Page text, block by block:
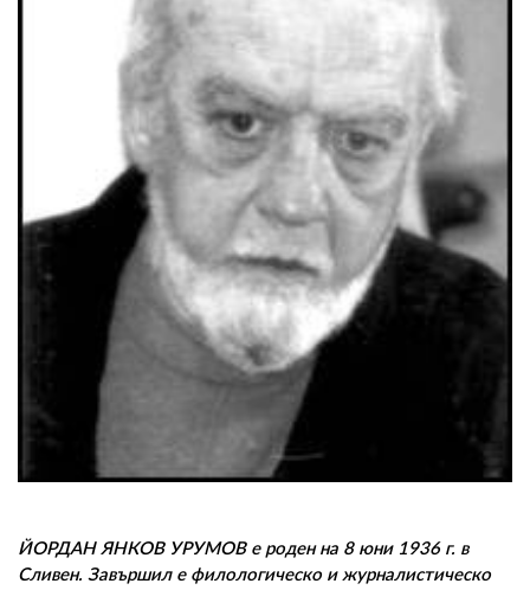
ЙОРДАН ЯНКОВ УРУМОВ е роден на 8 юни 1936 г. в
Сливен. Завършил е филологическо и журналистическо
УСЛОВИЯ ЗА ПОЛЗВАНЕ
ПОЛИТИКА ЗА БИСКВИТКИТЕ
ПОЛИТИКАТА ЗА
ПОВЕРИТЕЛНОСТ
02 975 20 35